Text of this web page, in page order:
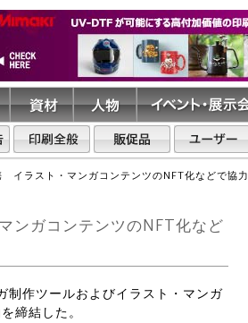
ラスト・マンガコンテンツのNFT化などで協力
ガコンテンツのNFT化など
制作ツールおよびイラスト・マンガ
締結した。